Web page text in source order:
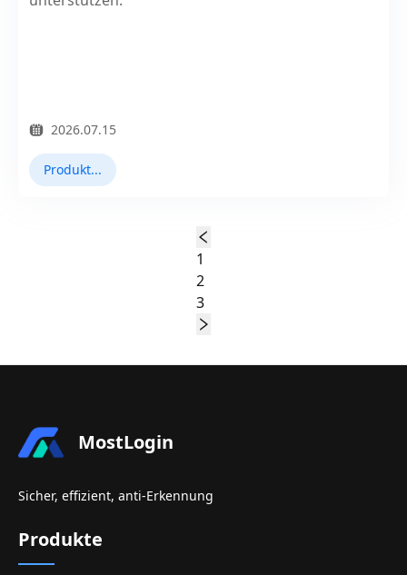
2026.07.15
Produkt Updates
1
2
3
MostLogin
Sicher, effizient, anti-Erkennung
Produkte